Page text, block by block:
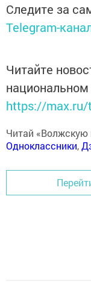
Следите за
Telegram-
Читайте
https://max.ru/
Читай «Волжскую
Одноклассники,